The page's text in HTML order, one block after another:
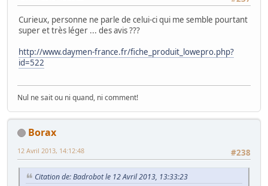
Curieux, personne ne parle de celui-ci qui me semble pourtant
super et très léger ... des avis ???
http://www.daymen-france.fr/fiche_produit_lowepro.php?
id=522
Nul ne sait ou ni quand, ni comment!
Borax
#238
12 Avril 2013, 14:12:48
Citation de: Badrobot le 12 Avril 2013, 13:33:23